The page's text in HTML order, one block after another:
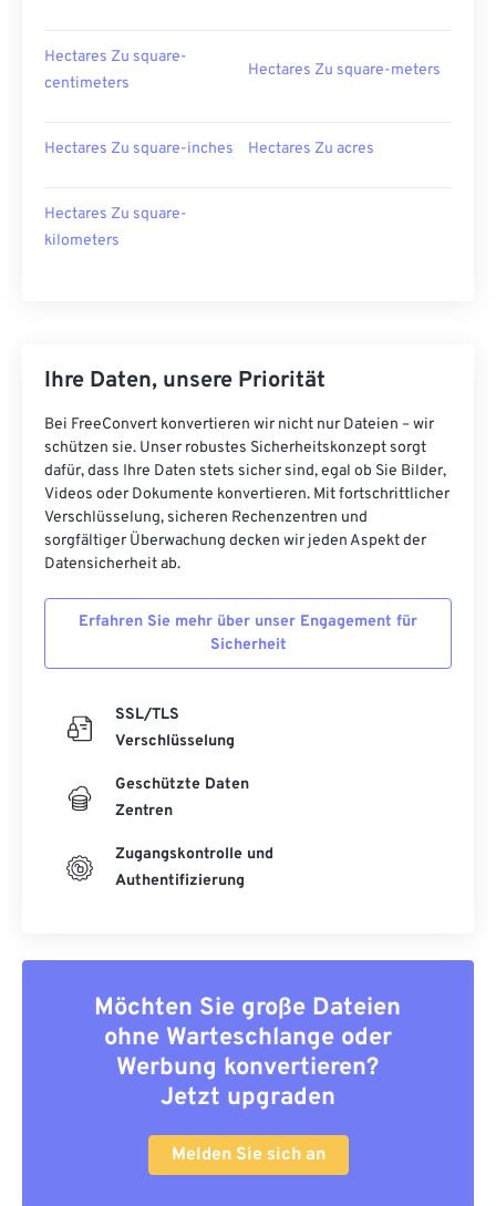
Hectares Zu square-
centimeters
Hectares Zu square-meters
Hectares Zu square-inches Hectares Zu acres
Hectares Zu square-
kilometers
Ihre Daten, unsere Priorität
Bei FreeConvert konvertieren wir nicht nur Dateien – wir
schützen sie. Unser robustes Sicherheitskonzept sorgt
dafür, dass Ihre Daten stets sicher sind, egal ob Sie Bilder,
Videos oder Dokumente konvertieren. Mit fortschrittlicher
Verschlüsselung, sicheren Rechenzentren und
sorgfältiger Überwachung decken wir jeden Aspekt der
Datensicherheit ab.
Erfahren Sie mehr über unser Engagement für
Sicherheit
SSL/TLS
Verschlüsselung
Geschützte Daten
Zentren
Zugangskontrolle und
Authentifizierung
Möchten Sie große Dateien
ohne Warteschlange oder
Werbung konvertieren?
Jetzt upgraden
Melden Sie sich an